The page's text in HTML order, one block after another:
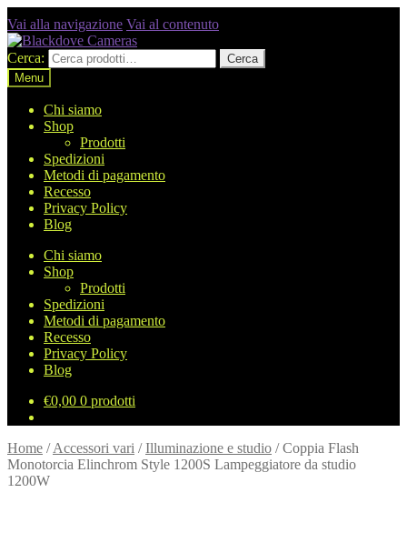
Vai alla navigazione Vai al contenuto
Cerca:
Cerca
Menu
Chi siamo
Shop
Prodotti
Spedizioni
Metodi di pagamento
Recesso
Privacy Policy
Blog
Chi siamo
Shop
Prodotti
Spedizioni
Metodi di pagamento
Recesso
Privacy Policy
Blog
€0,00 0 prodotti
Home /Accessori vari /Illuminazione e studio /Coppia Flash
Monotorcia Elinchrom Style 1200S Lampeggiatore da studio
1200W